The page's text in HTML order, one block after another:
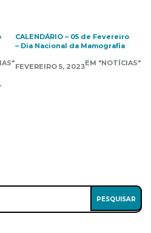
CALENDÁRIO – 05 de Fevereiro
– Dia Nacional da Mamografia
FEVEREIRO 5, 2023EM "NOTÍCIAS"